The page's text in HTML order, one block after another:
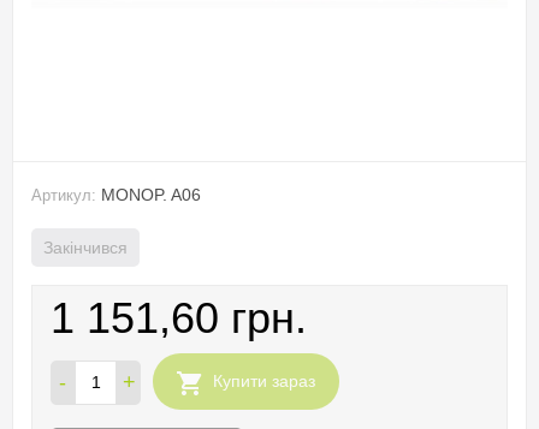
Артикул: MONOP. A06
Закінчився
1 151,60 грн.
- + Купити зараз